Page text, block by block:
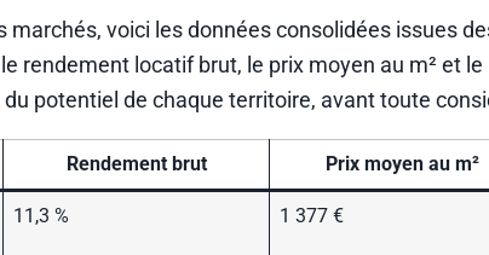
voici les données consolidées issues
rendement locatif brut, le prix moyen au m² et
potentiel de chaque territoire, avant toute
Rendement brut Prix moyen au m²
11,3 % 1 377 €